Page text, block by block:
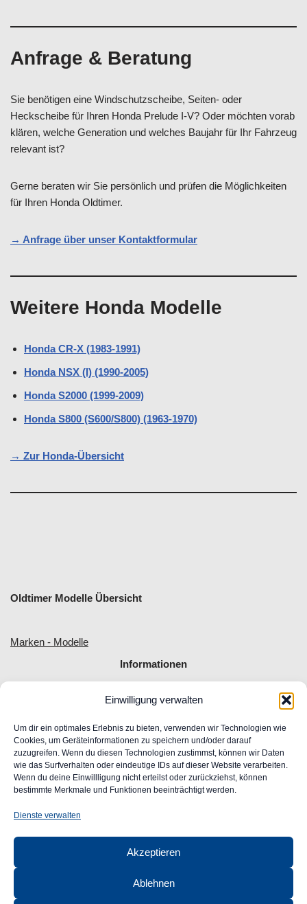
Einwilligung verwalten
Um dir ein optimales Erlebnis zu bieten, verwenden wir Technologien wie
Cookies, um Geräteinformationen zu speichern und/oder darauf
zuzugreifen. Wenn du diesen Technologien zustimmst, können wir Daten
wie das Surfverhalten oder eindeutige IDs auf dieser Website verarbeiten.
Wenn du deine Einwillligung nicht erteilst oder zurückziehst, können
bestimmte Merkmale und Funktionen beeinträchtigt werden.
Dienste verwalten
Akzeptieren
Ablehnen
Anfrage & Beratung
Sie benötigen eine Windschutzscheibe, Seiten- oder
Heckscheibe für Ihren Honda Prelude I-V? Oder möchten vorab
klären, welche Generation und welches Baujahr für Ihr Fahrzeug
relevant ist?
Gerne beraten wir Sie persönlich und prüfen die Möglichkeiten
für Ihren Honda Oldtimer.
→ Anfrage über unser Kontaktformular
Weitere Honda Modelle
Honda CR-X (1983-1991)
Honda NSX (I) (1990-2005)
Honda S2000 (1999-2009)
Honda S800 (S600/S800) (1963-1970)
→ Zur Honda-Übersicht
Oldtimer Modelle Übersicht
Marken - Modelle
Informationen
Allgemeine Geschäftsbedingungen
Impressum
Widerrufsrecht
Datenschutz
FAQ
Unser Engagement für Barrierefreiheit im Web
Ansprechpartner
CLASSIC AUTOGLAS
Robert-Bunsen-Str. 1